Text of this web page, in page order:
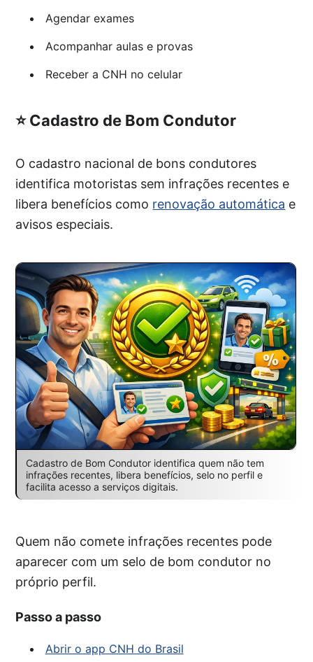
Agendar exames
Acompanhar aulas e provas
Receber a CNH no celular
⭐ Cadastro de Bom Condutor
O cadastro nacional de bons condutores
identifica motoristas sem infrações recentes e
libera benefícios como renovação automática e
avisos especiais.
Cadastro de Bom Condutor identifica quem não tem
infrações recentes, libera benefícios, selo no perfil e
facilita acesso a serviços digitais.
Quem não comete infrações recentes pode
aparecer com um selo de bom condutor no
próprio perfil.
Passo a passo
Abrir o app CNH do Brasil